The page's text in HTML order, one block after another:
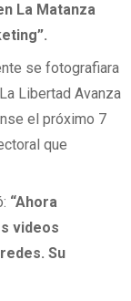
La Matanza
se fotografiara
Libertad Avanza
el próximo 7
que
“Ahora
videos
Su